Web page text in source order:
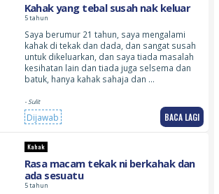
Kahak yang tebal susah nak keluar
5 tahun
Saya berumur 21 tahun, saya mengalami
kahak di tekak dan dada, dan sangat susah
untuk dikeluarkan, dan saya tiada masalah
kesihatan lain dan tiada juga selsema dan
batuk, hanya kahak sahaja dan …
- Sulit
Dijawab BACA LAGI
Kahak
Rasa macam tekak ni berkahak dan
ada sesuatu
5 tahun